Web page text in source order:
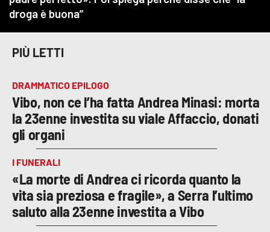
PIÙ LETTI
DRAMMATICO EPILOGO
Vibo, non ce l’ha fatta Andrea Minasi: morta
la 23enne investita su viale Affaccio, donati
gli organi
I FUNERALI
«La morte di Andrea ci ricorda quanto la
vita sia preziosa e fragile», a Serra l’ultimo
saluto alla 23enne investita a Vibo